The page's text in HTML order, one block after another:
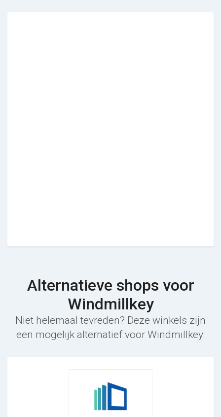
Alternatieve shops voor
Windmillkey
Niet helemaal tevreden? Deze winkels zijn
een mogelijk alternatief voor Windmillkey.